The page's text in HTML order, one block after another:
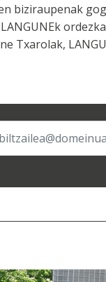
biziraupenak
Txarolak,